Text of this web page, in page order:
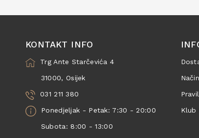
KONTAKT INFO
Trg Ante Starčevića 4
31000, Osijek
031 211 380
Ponedjeljak - Petak: 7:30 - 20:00
Subota: 8:00 - 13:00
Klub